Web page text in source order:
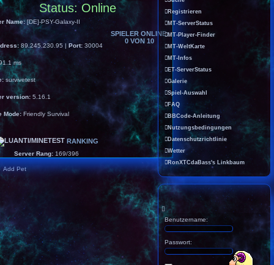
Status:Online
Name:[DE]-PSY-Galaxy-II
89.245.230.95 | Port: 30004
ms
survivetest
version: 5.16.1
Mode: Friendly Survival
RANKING
Server Rang: 169/396
SPIELER ONLINE:
0 VON 10
Add Pet
Registrieren
MT-ServerStatus
MT-Player-Finder
MT-WeltKarte
MT-Infos
ET-ServerStatus
Galerie
Spiel-Auswahl
FAQ
BBCode-Anleitung
Nutzungsbedingungen
Datenschutzrichtlinie
Wetter
RonXTCdaBass's Linkbaum
Benutzername:
Passwort: